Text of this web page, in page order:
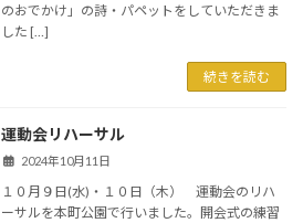
のおでかけ」の詩・パペットをしていただきま
した […]
続きを読む
運動会リハーサル
2024年10月11日
１０月９日(水)・１０日（木） 運動会のリハ
ーサルを本町公園で行いました。開会式の練習